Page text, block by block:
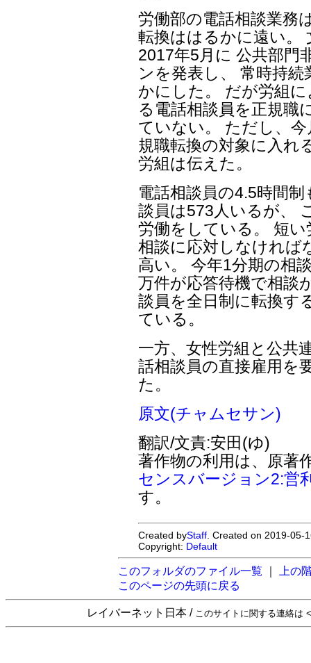
労働部の電話相談業務
転換ははるかに遠い。
2017年5月に 公共部門
ンを発表し、 常時持
かにした。 だが労組
る電話相談員を正規職
ていない。 ただし、
規職転換の対象に入れ
労組は伝えた。
電話相談員の4.5時間
談員は573人いるが、
労働をしている。 短
相談に応対しなければ
高い。 今年1分期の相
万件が応答待機で相談
談員を全日制に転換す
ている。
一方、女性労組と公共
話相談員の直接雇用を
た。
原文(チャムセサン)
翻訳/文責:安田(ゆ)
著作物の利用は、原著
センスバージョン2:営
す。
Created byStaff. Created on 2019-05-
Copyright: Default
このフォルダのファイル一覧
上の
このページの先頭に戻る
レイバーネット日本 / このサイトに関する連絡は